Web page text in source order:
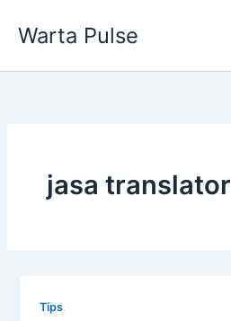
Warta Pulse
jasa translator
Tips